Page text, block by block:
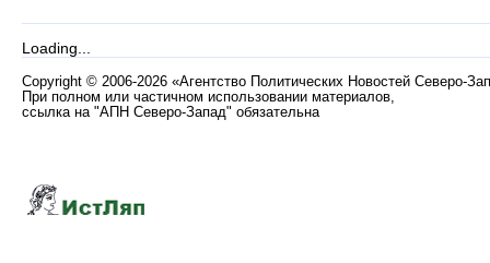
Loading...
Copyright © 2006-2026 «Агентство Политических Новостей Северо-
При полном или частичном использовании материалов,
ссылка на "АПН Северо-Запад" обязательна